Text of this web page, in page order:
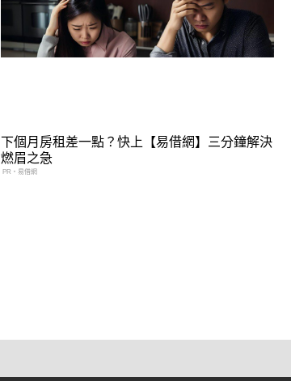
下個月房租差一點？快上【易借網】三分鐘解決
燃眉之急
PR・易借網